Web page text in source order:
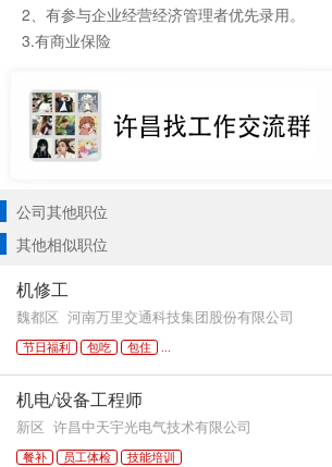
2、有参与企业经营经济管理者优先录用。
3.有商业保险
公司其他职位
其他相似职位
机修工
魏都区 河南万里交通科技集团股份有限公司
节日福利 包吃 包住
机电/设备工程师
新区 许昌中天宇光电气技术有限公司
餐补 员工体检 技能培训